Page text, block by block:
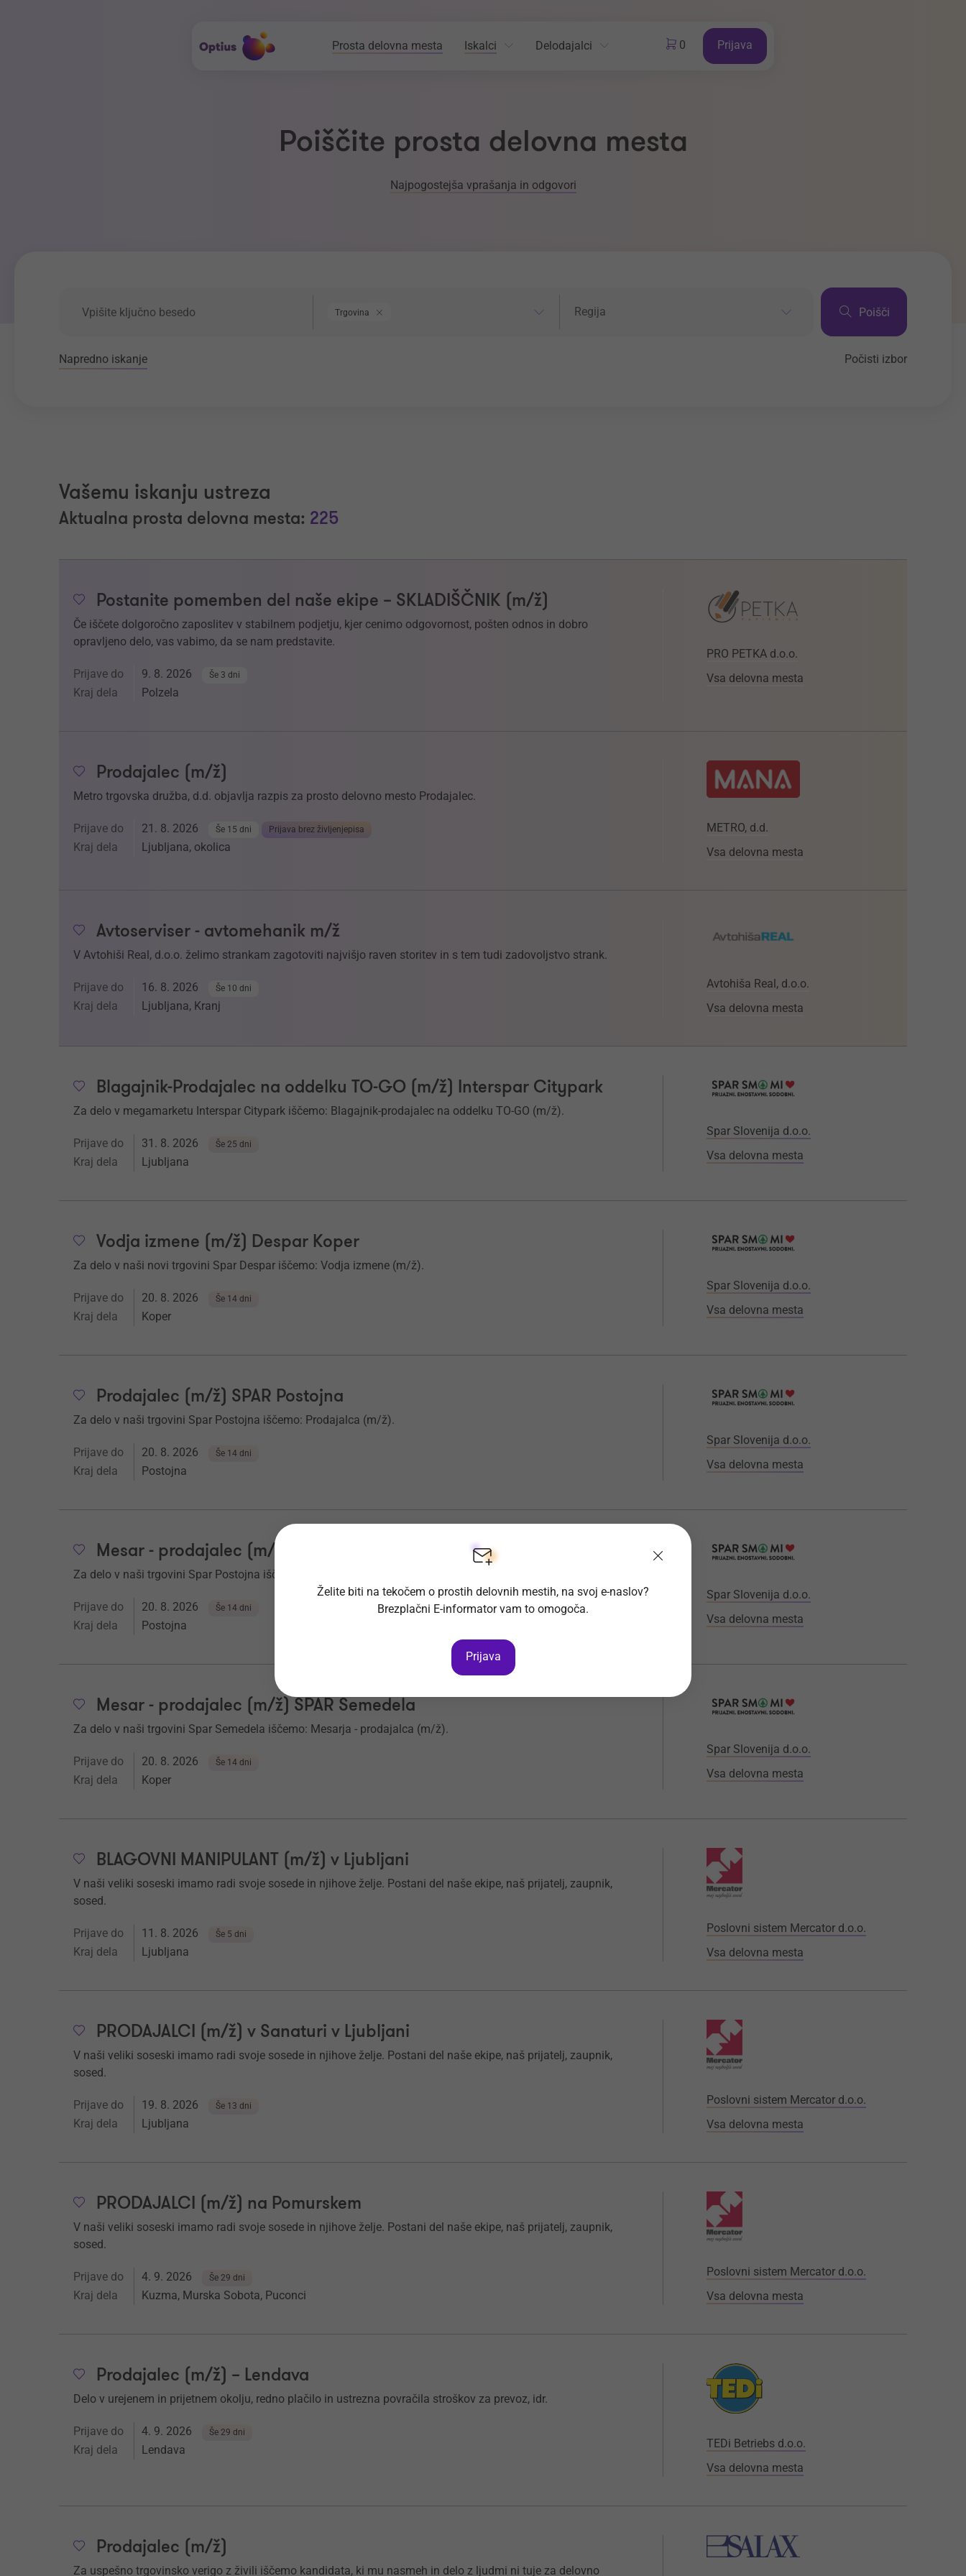
Prosta delovna mesta Iskalci Delodajalci 0 Prijava
Poiščite prosta delovna mesta
Najpogostejša vprašanja in odgovori
Trgovina Regija Poišči
Napredno iskanje Počisti izbor
Vašemu iskanju ustreza
Aktualna prosta delovna mesta: 225
Postanite pomemben del naše ekipe – SKLADIŠČNIK (m/ž)
Če iščete dolgoročno zaposlitev v stabilnem podjetju, kjer cenimo odgovornost, pošten odnos in dobro
opravljeno delo, vas vabimo, da se nam predstavite.
Prijave do 9. 8. 2026 Še 3 dni
Kraj dela Polzela
PRO PETKA d.o.o.
Vsa delovna mesta
Prodajalec (m/ž)
Metro trgovska družba, d.d. objavlja razpis za prosto delovno mesto Prodajalec.
Prijave do 21. 8. 2026 Še 15 dni Prijava brez življenjepisa
Kraj dela Ljubljana, okolica
METRO, d.d.
Vsa delovna mesta
Avtoserviser - avtomehanik m/ž
V Avtohiši Real, d.o.o. želimo strankam zagotoviti najvišjo raven storitev in s tem tudi zadovoljstvo strank.
Prijave do 16. 8. 2026 Še 10 dni
Kraj dela Ljubljana, Kranj
Avtohiša Real, d.o.o.
Vsa delovna mesta
Blagajnik-Prodajalec na oddelku TO-GO (m/ž) Interspar Citypark
Za delo v megamarketu Interspar Citypark iščemo: Blagajnik-prodajalec na oddelku TO-GO (m/ž).
Prijave do 31. 8. 2026 Še 25 dni
Kraj dela Ljubljana
Spar Slovenija d.o.o.
Vsa delovna mesta
Vodja izmene (m/ž) Despar Koper
Za delo v naši novi trgovini Spar Despar iščemo: Vodja izmene (m/ž).
Prijave do 20. 8. 2026 Še 14 dni
Kraj dela Koper
Spar Slovenija d.o.o.
Vsa delovna mesta
Prodajalec (m/ž) SPAR Postojna
Za delo v naši trgovini Spar Postojna iščemo: Prodajalca (m/ž).
Prijave do 20. 8. 2026 Še 14 dni
Kraj dela Postojna
Spar Slovenija d.o.o.
Vsa delovna mesta
Mesar - prodajalec (m/ž) SPAR Postojna
Za delo v naši trgovini Spar Postojna iščemo: Mesarja - prodajalca (m/ž).
Prijave do 20. 8. 2026 Še 14 dni
Kraj dela Postojna
Spar Slovenija d.o.o.
Vsa delovna mesta
Mesar - prodajalec (m/ž) SPAR Semedela
Za delo v naši trgovini Spar Semedela iščemo: Mesarja - prodajalca (m/ž).
Prijave do 20. 8. 2026 Še 14 dni
Kraj dela Koper
Spar Slovenija d.o.o.
Vsa delovna mesta
BLAGOVNI MANIPULANT (m/ž) v Ljubljani
V naši veliki soseski imamo radi svoje sosede in njihove želje. Postani del naše ekipe, naš prijatelj, zaupnik,
sosed.
Prijave do 11. 8. 2026 Še 5 dni
Kraj dela Ljubljana
Poslovni sistem Mercator d.o.o.
Vsa delovna mesta
PRODAJALCI (m/ž) v Sanaturi v Ljubljani
V naši veliki soseski imamo radi svoje sosede in njihove želje. Postani del naše ekipe, naš prijatelj, zaupnik,
sosed.
Prijave do 19. 8. 2026 Še 13 dni
Kraj dela Ljubljana
Poslovni sistem Mercator d.o.o.
Vsa delovna mesta
PRODAJALCI (m/ž) na Pomurskem
V naši veliki soseski imamo radi svoje sosede in njihove želje. Postani del naše ekipe, naš prijatelj, zaupnik,
sosed.
Prijave do 4. 9. 2026 Še 29 dni
Kraj dela Kuzma, Murska Sobota, Puconci
Poslovni sistem Mercator d.o.o.
Vsa delovna mesta
Prodajalec (m/ž) – Lendava
Delo v urejenem in prijetnem okolju, redno plačilo in ustrezna povračila stroškov za prevoz, idr.
Prijave do 4. 9. 2026 Še 29 dni
Kraj dela Lendava
TEDi Betriebs d.o.o.
Vsa delovna mesta
Prodajalec (m/ž)
Za uspešno trgovinsko verigo z živili iščemo kandidata, ki mu nasmeh in delo z ljudmi ni tuje za delovno
Želite biti na tekočem o prostih delovnih mestih, na svoj e-naslov?
Brezplačni E-informator vam to omogoča.
Prijava